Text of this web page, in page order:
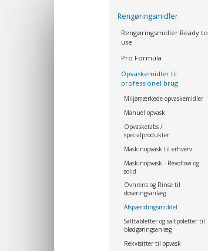
Rengøringsmidler
Rengøringsmidler Ready to
use
Pro Formula
Opvaskemidler til
professionel brug
Miljømærkede opvaskemidler
Manuel opvask
Opvasketabs /
specialprodukter
Maskinopvask til erhverv
Maskinopvask - Revoflow og
solid
Ovnrens og Rinse til
doseringsanlæg
Afspændingsmiddel
Salttabletter og saltpoletter til
blødgøringsanlæg
Rekvisitter til opvask